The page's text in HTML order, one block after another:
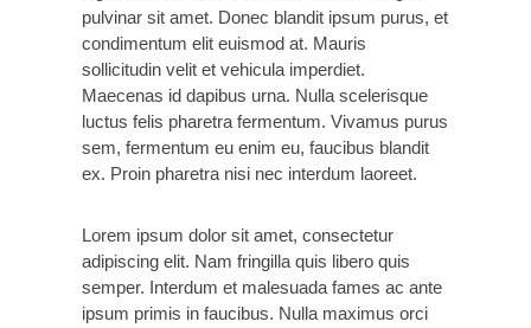
pulvinar sit amet. Donec blandit ipsum purus, et
condimentum elit euismod at. Mauris
sollicitudin velit et vehicula imperdiet.
Maecenas id dapibus urna. Nulla scelerisque
luctus felis pharetra fermentum. Vivamus purus
sem, fermentum eu enim eu, faucibus blandit
ex. Proin pharetra nisi nec interdum laoreet.
Lorem ipsum dolor sit amet, consectetur
adipiscing elit. Nam fringilla quis libero quis
semper. Interdum et malesuada fames ac ante
ipsum primis in faucibus. Nulla maximus orci